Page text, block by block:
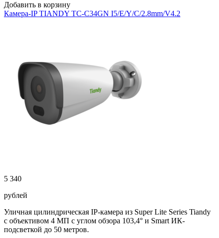
Добавить в корзину
Камера-IP TIANDY TC-C34GN I5/E/Y/C/2.8mm/V4.2
5 340
рублей
Уличная цилиндрическая IP-камера из Super Lite Series Tiandy
с объективом 4 МП с углом обзора 103,4° и Smart ИК-
подсветкой до 50 метров.